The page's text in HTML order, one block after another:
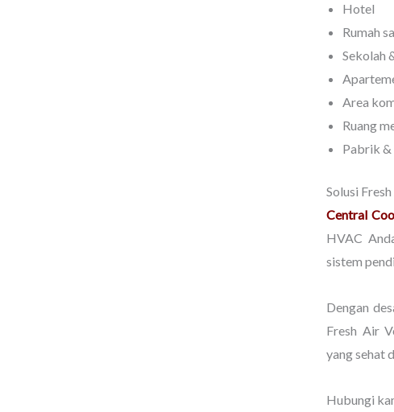
Hotel
Rumah
Sekolah
Area
Ruang
Pabrik
Solusi
Central
HVAC
sistem
Dengan
Fresh Air
yang sehat
Hubungi